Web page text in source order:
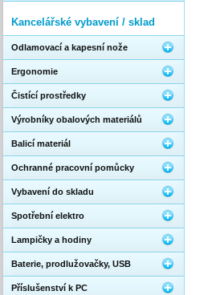
Kancelářské vybavení / sklad
Odlamovací a kapesní nože
Ergonomie
Čistící prostředky
Výrobníky obalových materiálů
Balicí materiál
Ochranné pracovní pomůcky
Vybavení do skladu
Spotřební elektro
Lampičky a hodiny
Baterie, prodlužovačky, USB
Příslušenství k PC